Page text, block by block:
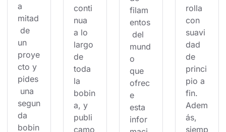
a
mitad
de
un
proye
cto y
pides
una
segun
da
bobin
conti
nua
a lo
largo
de
toda
la
bobin
a, y
publi
camo
filam
entos
del
mund
o
que
ofrec
e
esta
infor
rolla
con
suavi
dad
de
princi
pio a
fin.
Adem
ás,
siemp